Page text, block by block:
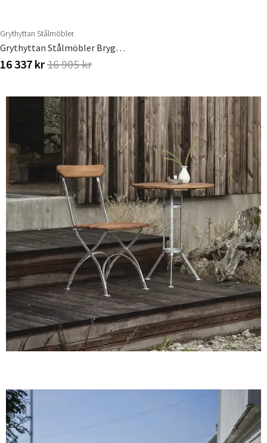
Grythyttan Stålmöbler
Grythyttan Stålmöbler Bryggerigruppe Bord, Sofa & 2 Stole Hvid
16 337 kr16 905 kr